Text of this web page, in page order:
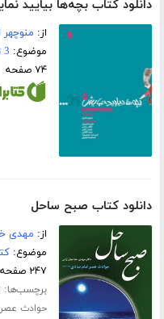
دانلود کتاب بچه‌ها بیایید
از: منوچهر
موضوع: 3 تا 5 سال
۷۴ صفحه
دانلود کتاب صبح ساحل
از: مهدی
موضوع:
۲۴۷ صفحه
برچسب‌ها:
حوادث